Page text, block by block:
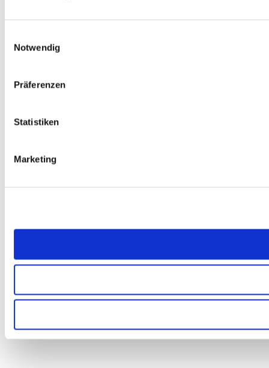
Notwendig
Präferenzen
Statistiken
Marketing